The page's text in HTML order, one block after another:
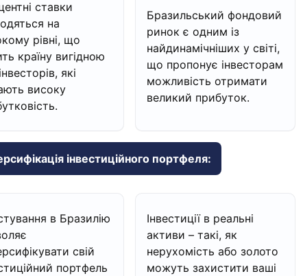
ставки
на
рівні, що
країну вигідною
які
високу
Бразильський фондовий
ринок є одним із
найдинамічніших у світі,
що пропонує інвесторам
можливість отримати
великий прибуток.
інвестиційного портфеля:
в Бразилію
свій
портфель
Інвестиції в реальні
активи – такі, як
нерухомість або золото
можуть захистити ваші